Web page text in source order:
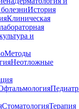
История
Клиническая
и
Методы
Неотложные
СтоматологияТерапия